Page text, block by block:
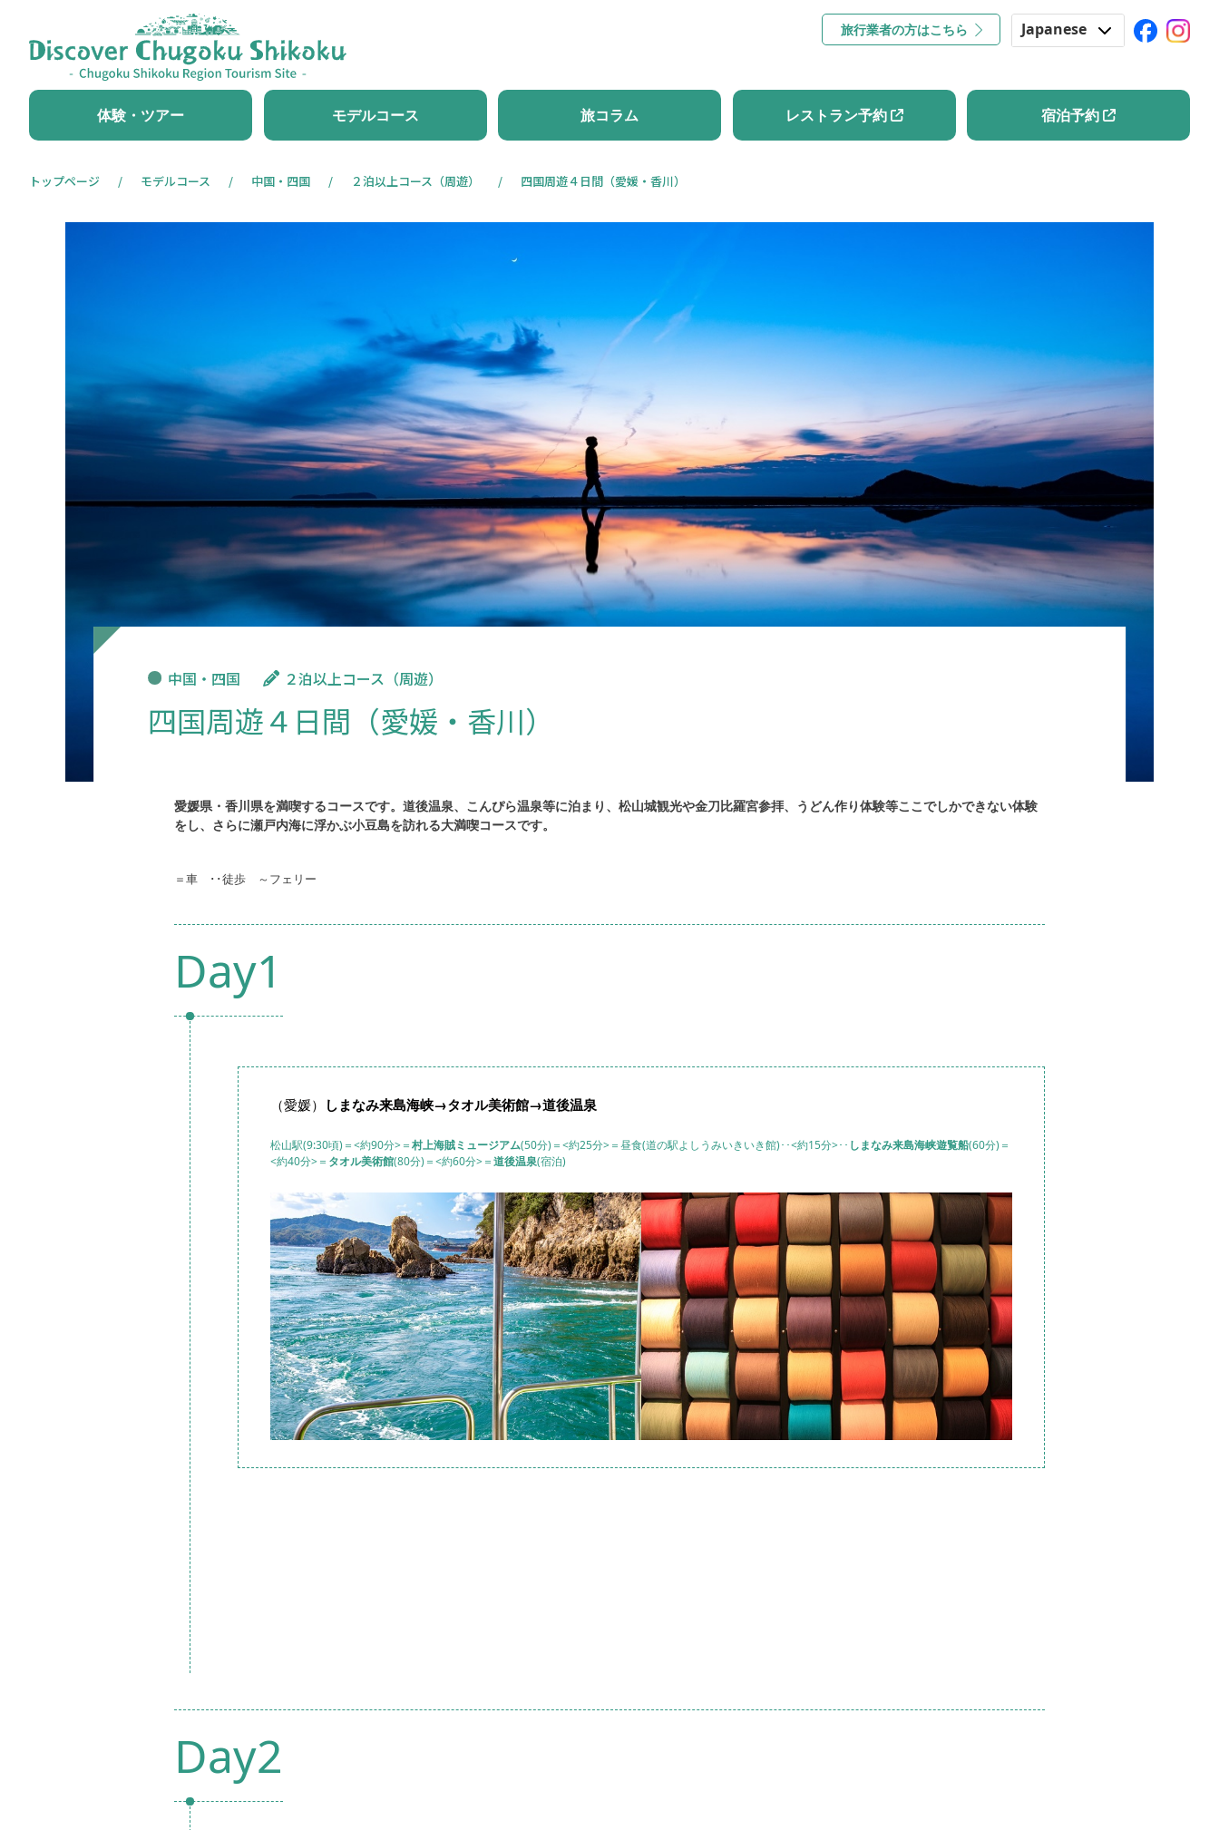
旅行業者の方はこちら Japanese
Korean
Chinese
体験・ツアー モデルコース 旅コラム レストラン予約 宿泊予約
トップページ モデルコース 中国・四国 ２泊以上コース（周遊） 四国周遊４日間（愛媛・香川）
中国・四国 ２泊以上コース（周遊）
四国周遊４日間（愛媛・香川）
愛媛県・香川県を満喫するコースです。道後温泉、こんぴら温泉等に泊まり、松山城観光や金刀比羅宮参拝、うどん作り体験等ここでしかできない体験
をし、さらに瀬戸内海に浮かぶ小豆島を訪れる大満喫コースです。
＝車 ･･徒歩 ～フェリー​​
Day1
（愛媛） しまなみ来島海峡→タオル美術館→道後温泉
松山駅(9:30頃)＝<約90分>＝村上海賊ミュージアム(50分)＝<約25分>＝昼食(道の駅よしうみいきいき館)･･<約15分>･･ しまなみ来島海峡遊覧船(60分)＝
<約40分>＝ タオル美術館(80分)＝<約60分>＝道後温泉(宿泊)
Day2
レストラン予約 宿泊予約